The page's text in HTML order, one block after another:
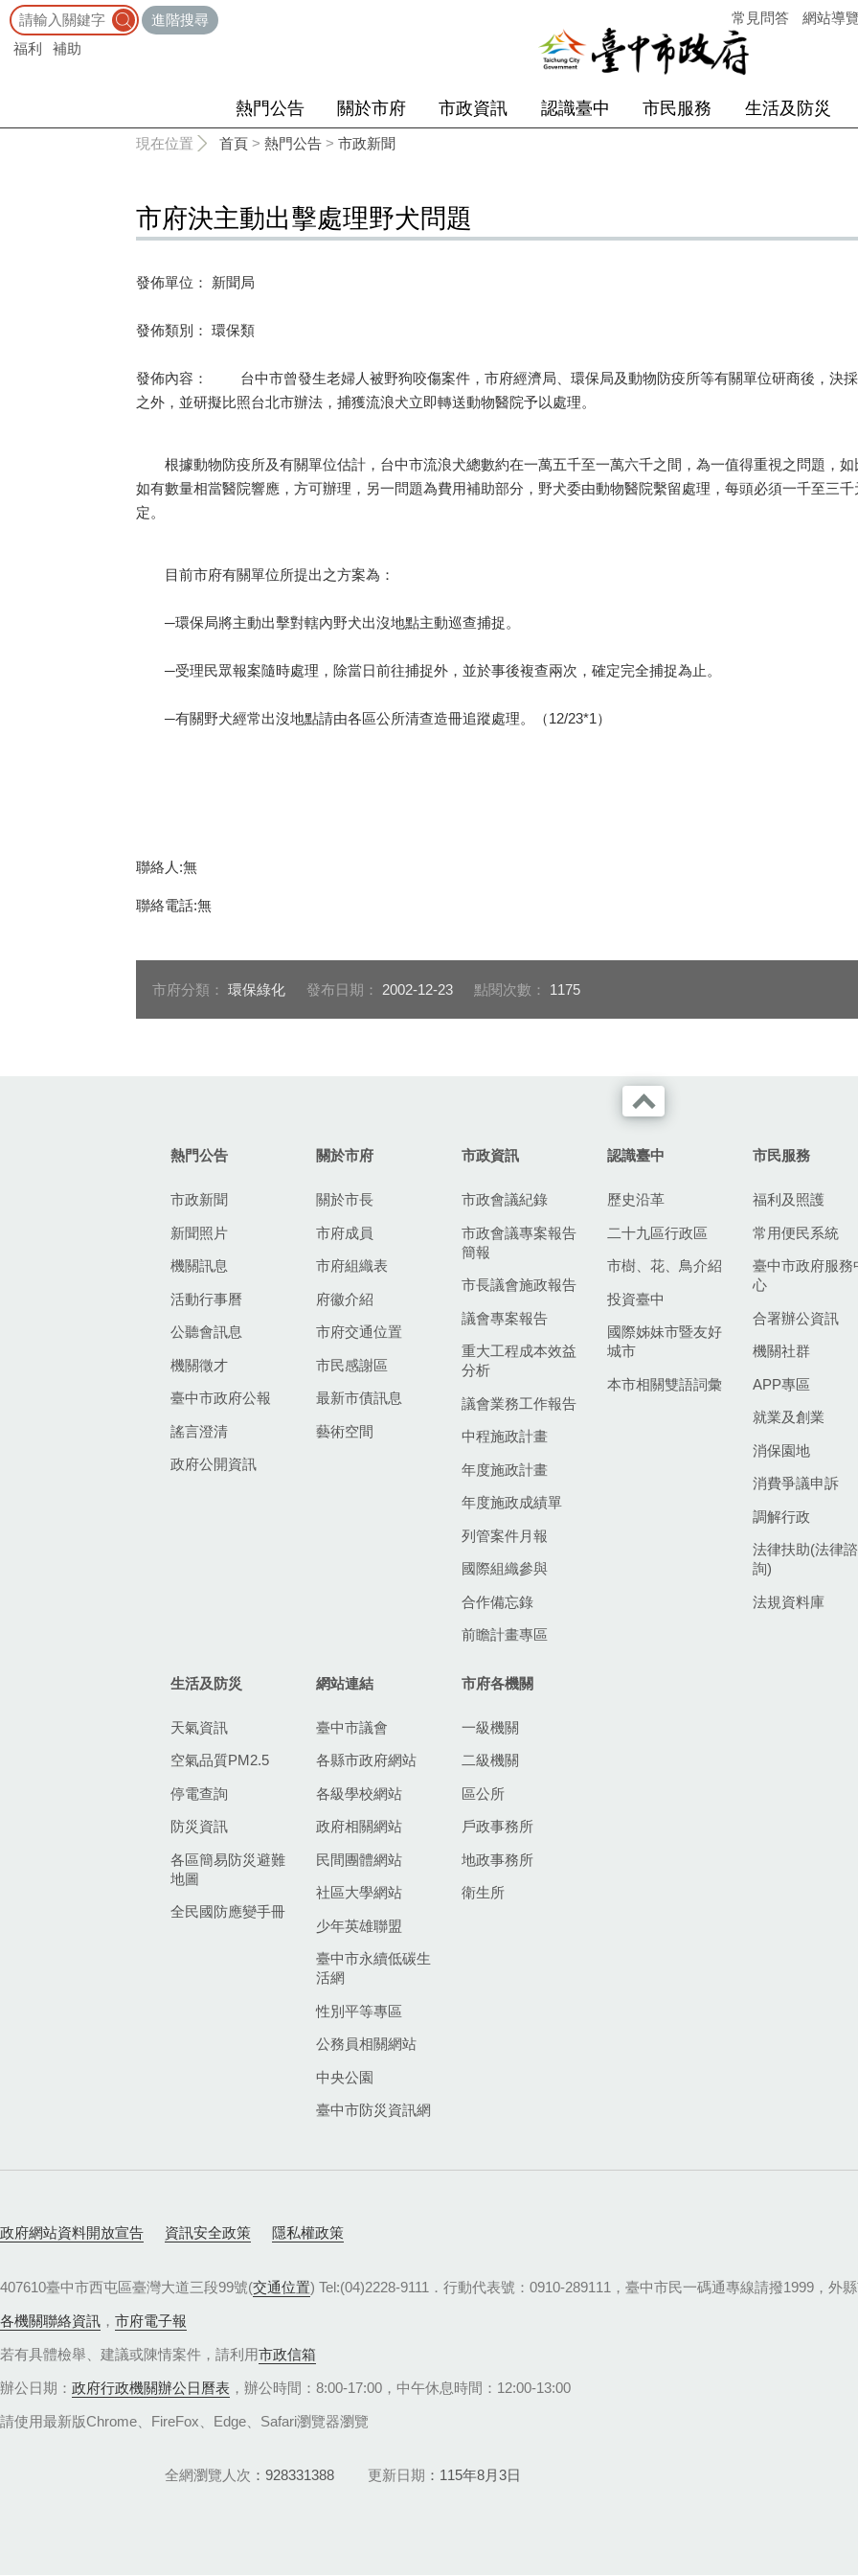
進階搜尋
福利
補助
常見問答 網站導
熱門公告 關於市府 市政資訊 認識臺中 市民服務 生活及防災
現在位置 首頁 > 熱門公告 > 市政新聞
市府決主動出擊處理野犬問題
發佈單位： 新聞局
發佈類別： 環保類
發佈內容： 台中市曾發生老婦人被野狗咬傷案件，市府經濟局、環保局及動物防疫所等有關單位研商後，決
之外，並研擬比照台北市辦法，捕獲流浪犬立即轉送動物醫院予以處理。
根據動物防疫所及有關單位估計，台中市流浪犬總數約在一萬五千至一萬六千之間，為一值得重視之問題，如
如有數量相當醫院響應，方可辦理，另一問題為費用補助部分，野犬委由動物醫院繫留處理，每頭必須一千至三
定。
目前市府有關單位所提出之方案為：
─環保局將主動出擊對轄內野犬出沒地點主動巡查捕捉。
─受理民眾報案隨時處理，除當日前往捕捉外，並於事後複查兩次，確定完全捕捉為止。
─有關野犬經常出沒地點請由各區公所清查造冊追蹤處理。（12/23*1）
聯絡人:無
聯絡電話:無
市府分類： 環保綠化 發布日期： 2002-12-23 點閱次數： 1175
熱門公告
市政新聞
新聞照片
機關訊息
活動行事曆
公聽會訊息
機關徵才
臺中市政府公報
謠言澄清
政府公開資訊
關於市府
關於市長
市府成員
市府組織表
府徽介紹
市府交通位置
市民感謝區
最新市債訊息
藝術空間
市政資訊
市政會議紀錄
市政會議專案報告
簡報
市長議會施政報告
議會專案報告
重大工程成本效益
分析
議會業務工作報告
中程施政計畫
年度施政計畫
年度施政成績單
列管案件月報
國際組織參與
合作備忘錄
前瞻計畫專區
認識臺中
歷史沿革
二十九區行政區
市樹、花、鳥介紹
投資臺中
國際姊妹市暨友好
城市
本市相關雙語詞彙
市民服務
福利及照護
常用便民系統
臺中市政府服務
心
合署辦公資訊
機關社群
APP專區
就業及創業
消保園地
消費爭議申訴
調解行政
法律扶助(法律諮
詢)
法規資料庫
生活及防災
天氣資訊
空氣品質PM2.5
停電查詢
防災資訊
各區簡易防災避難
地圖
全民國防應變手冊
網站連結
臺中市議會
各縣市政府網站
各級學校網站
政府相關網站
民間團體網站
社區大學網站
少年英雄聯盟
臺中市永續低碳生
活網
性別平等專區
公務員相關網站
中央公園
臺中市防災資訊網
市府各機關
一級機關
二級機關
區公所
戶政事務所
地政事務所
衛生所
政府網站資料開放宣告 資訊安全政策 隱私權政策
407610臺中市西屯區臺灣大道三段99號(交通位置) Tel:(04)2228-9111．行動代表號：0910-289111，臺中市民一碼通專線請撥1999，外
各機關聯絡資訊 ， 市府電子報
若有具體檢舉、建議或陳情案件，請利用市政信箱
辦公日期： 政府行政機關辦公日曆表 ，辦公時間：8:00-17:00，中午休息時間：12:00-13:00
請使用最新版Chrome、FireFox、Edge、Safari瀏覽器瀏覽
全網瀏覽人次 928331388 更新日期 115年8月3日